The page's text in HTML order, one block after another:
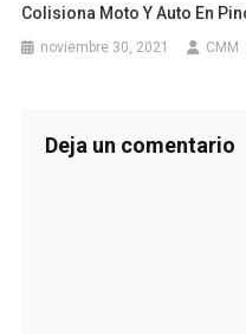
Colisiona Moto Y Auto En
noviembre 30, 2021 CMM
Deja un comentario